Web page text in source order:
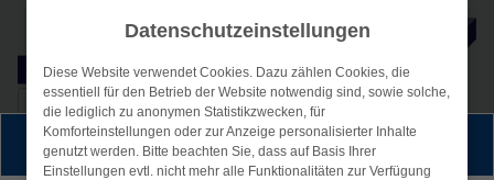
Suche
nach:
Menü
Persönliche Beratung gewünscht?
Datenschutzeinstellungen
Diese Website verwendet Cookies. Dazu zählen Cookies, die
essentiell für den Betrieb der Website notwendig sind, sowie solche,
die lediglich zu anonymen Statistikzwecken, für
Komforteinstellungen oder zur Anzeige personalisierter Inhalte
genutzt werden. Bitte beachten Sie, dass auf Basis Ihrer
Einstellungen evtl. nicht mehr alle Funktionalitäten zur Verfügung